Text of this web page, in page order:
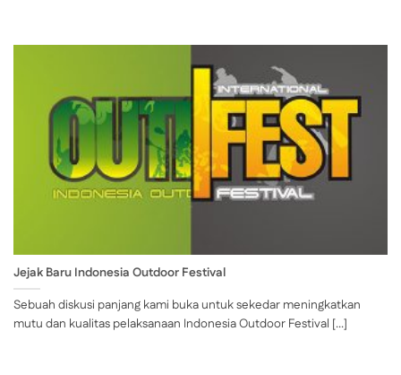
Jejak Baru Indonesia Outdoor Festival
Sebuah diskusi panjang kami buka untuk sekedar meningkatkan
mutu dan kualitas pelaksanaan Indonesia Outdoor Festival [...]